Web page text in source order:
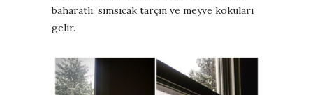
baharatlı, sımsıcak tarçın ve meyve kokuları
gelir.